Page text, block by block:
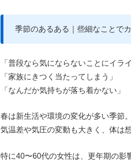
季節のあるある｜些細なことで
「普段なら気にならないことにイラ
「家族にきつく当たってしまう」
「なんだか気持ちが落ち着かない」
春は新生活や環境の変化が多い季節。
気温差や気圧の変動も大きく、体は
特に40〜60代の女性は、更年期の影